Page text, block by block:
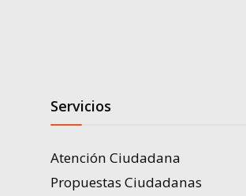
Servicios
Atención Ciudadana
Propuestas Ciudadanas